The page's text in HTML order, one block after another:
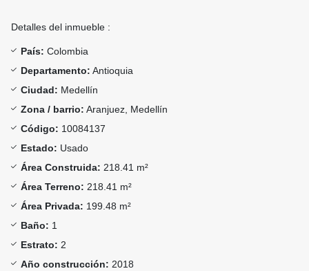
Detalles del inmueble :
País: Colombia
Departamento: Antioquia
Ciudad: Medellín
Zona / barrio: Aranjuez, Medellín
Código: 10084137
Estado: Usado
Área Construida: 218.41 m²
Área Terreno: 218.41 m²
Área Privada: 199.48 m²
Baño: 1
Estrato: 2
Año construcción: 2018